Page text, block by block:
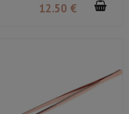
12.50 €